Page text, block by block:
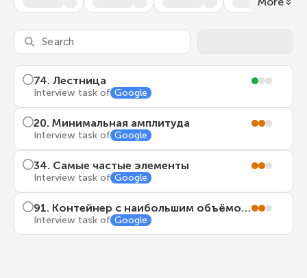
74. Лестница
Interview task of Google
20. Минимальная амплитуда
Interview task of Google
34. Самые частые элементы
Interview task of Google
91. Контейнер с наибольшим объёмом воды
Interview task of Google